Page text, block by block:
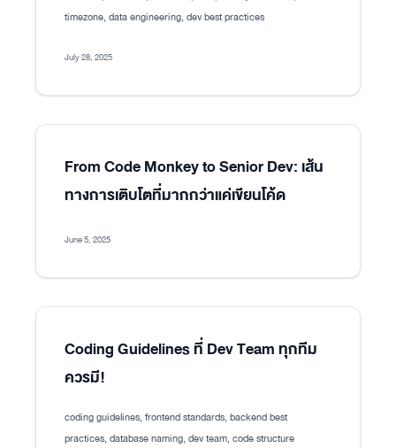
timezone, data engineering, dev best practices
July 28, 2025
From Code Monkey to Senior Dev: เส้น
ทางการเติบโตที่มากกว่าแค่เขียนโค้ด
June 5, 2025
Coding Guidelines ที่ Dev Team ทุกทีม
ควรมี!
coding guidelines, frontend standards, backend best
practices, database naming, dev team, code structure